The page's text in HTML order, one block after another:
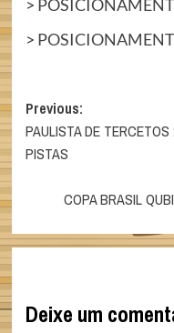
>
>
Post
navigation
Previous:
PAULISTA DE
PISTAS
COPA BRASIL
Deixe um